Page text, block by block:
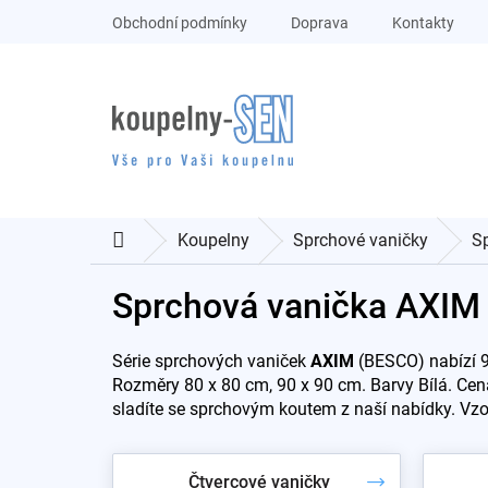
Obchodní podmínky Doprava Kontakty
DomůKoupelny Sprchové vaničky
Sprchová vanička AXIM
Série sprchových vaniček AXIM (BESCO) nabízí
Rozměry 80 x 80 cm, 90 x 90 cm. Barvy Bílá.
sladíte se sprchovým koutem z naší nabídky.
Čtvercové vaničky